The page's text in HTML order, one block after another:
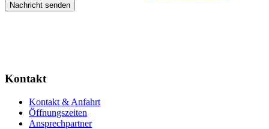
Nachricht senden
Kontakt
Kontakt & Anfahrt
Öffnungszeiten
Ansprechpartner